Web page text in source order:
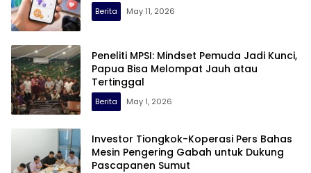
Berita May 11, 2026
Peneliti MPSI: Mindset Pemuda Jadi Kunci,
Papua Bisa Melompat Jauh atau
Tertinggal
Berita May 1, 2026
Investor Tiongkok-Koperasi Pers Bahas
Mesin Pengering Gabah untuk Dukung
Pascapanen Sumut